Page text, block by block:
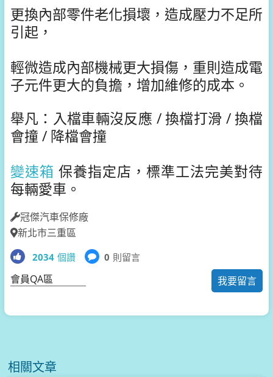
更換內部零件老化損壞，造成壓力不足所
引起，
輕微造成內部機械更大損傷，重則造成電
子元件更大的負擔，增加維修的成本。
舉凡：入檔車輛沒反應 / 換檔打滑 / 換檔
會撞 / 降檔會撞
變速箱 保養指定店，標準工法完美對待
每輛愛車。
冠傑汽車保修廠
新北市三重區
2034 個讚 0 則留言
我要留言
會員QA區
相關文章